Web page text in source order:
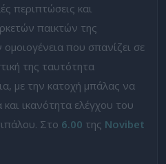
περιπτώσεις και
παικτών της
που σπανίζει σε
της ταυτότητα
με την κατοχή μπάλας να
ικανότητα ελέγχου του
Στο 6.00 της Novibet